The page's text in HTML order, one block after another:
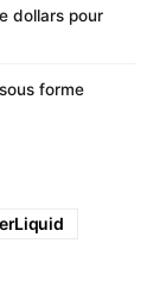
dollars pour
forme